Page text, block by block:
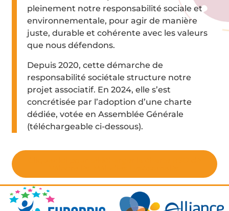
pleinement notre responsabilité sociale et
environnementale, pour agir de manière
juste, durable et cohérente avec les valeurs
que nous défendons.
Depuis 2020, cette démarche de
responsabilité sociétale structure notre
projet associatif. En 2024, elle s’est
concrétisée par l’adoption d’une charte
dédiée, votée en Assemblée Générale
(téléchargeable ci-dessous).